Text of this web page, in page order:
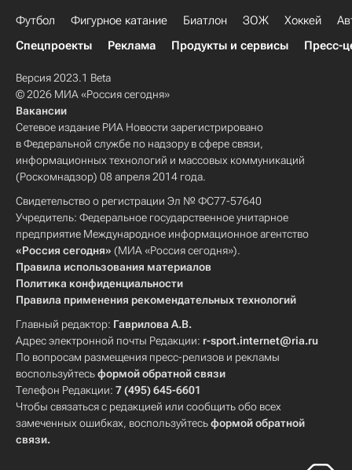
Футбол Фигурное катание Биатлон ЗОЖ Хоккей
Спецпроекты
Реклама Продукты и сервисы Пресс-
Версия 2023.1 Beta
© 2026 МИА «Россия сегодня»
Вакансии
Сетевое издание РИА Новости зарегистрировано
в Федеральной службе по надзору в сфере связи,
информационных технологий и массовых коммуникаций
(Роскомнадзор) 08 апреля 2014 года.
Свидетельство о регистрации Эл № ФС77-57640
Учредитель: Федеральное государственное унитарное
предприятие Международное информационное агентство
«Россия сегодня» (МИА «Россия сегодня»).
Правила использования материалов
Политика конфиденциальности
Правила применения рекомендательных технологий
Главный редактор: Гаврилова А.В.
Адрес электронной почты Редакции: r-sport.internet@ria.ru
По вопросам размещения пресс-релизов и рекламы
воспользуйтесьформой обратной связи
Телефон Редакции: 7 (495) 645-6601
Чтобы связаться с редакцией или сообщить обо всех
замеченных ошибках, воспользуйтесьформой обратной
связи.